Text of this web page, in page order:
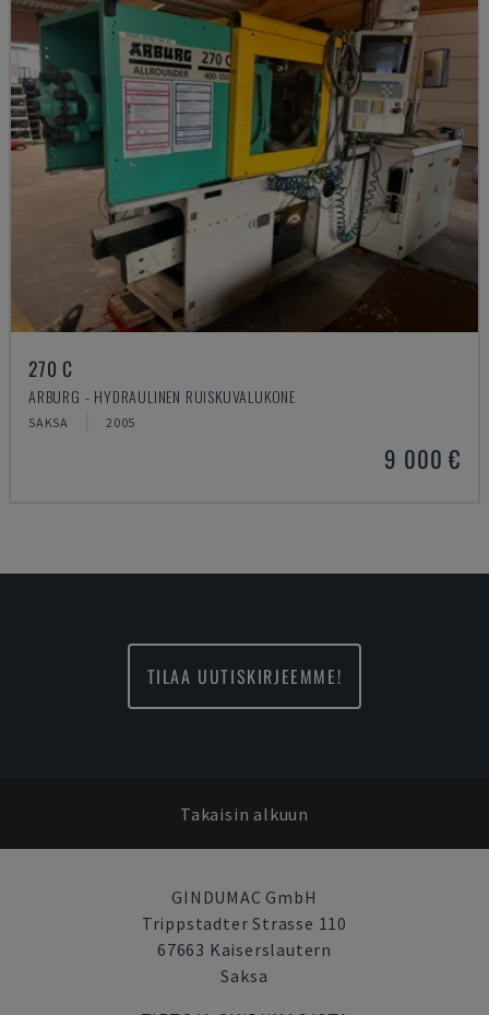
270 C
ARBURG - HYDRAULINEN RUISKUVALUKONE
SAKSA 2005
9 000 €
TILAA UUTISKIRJEEMME!
Takaisin alkuun
GINDUMAC GmbH
Trippstadter Strasse 110
67663 Kaiserslautern
Saksa